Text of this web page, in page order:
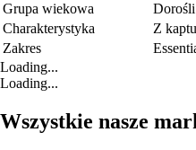
Grupa wiekowa
Dorośli
Charakterystyka
Z
Zakres
Loading...
Loading...
Wszystkie nasze